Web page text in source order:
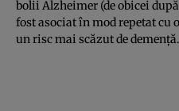
bolii Alzheimer (de obicei după
fost asociat în mod repetat cu
un risc mai scăzut de demență.